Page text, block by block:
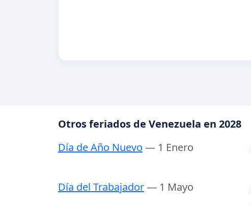
Otros feriados de Venezuela en 2028
Día de Año Nuevo — 1 Enero
Día del Trabajador— 1 Mayo